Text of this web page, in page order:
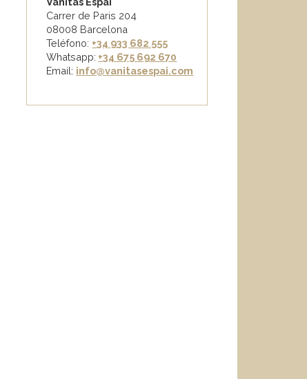
Carrer de Paris 204
08008 Barcelona
Teléfono: +34 933 682 555
Whatsapp: +34 675 692 670
Email: info@vanitasespai.com